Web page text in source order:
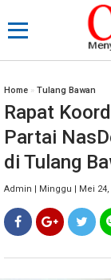
Home » Tulang Bawan
Rapat
Partai
di Tulang
Admin | Minggu | Mei 24,